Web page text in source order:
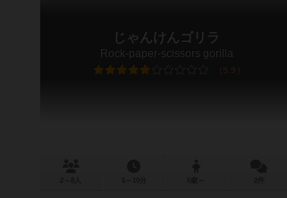
じゃんけんゴリラ
Rock-paper-scissors gorilla
5.9